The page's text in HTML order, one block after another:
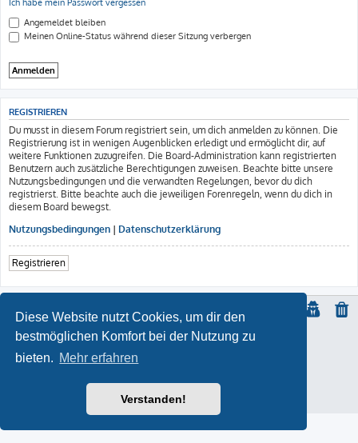
Diese Website nutzt Cookies, um dir den
bestmöglichen Komfort bei der Nutzung zu
bieten. Mehr erfahren
Verstanden!
Angemeldet bleiben
Meinen Online-Status während dieser Sitzung verbergen
REGISTRIEREN
Du musst in diesem Forum registriert sein, um dich anmelden zu können. Die
Registrierung ist in wenigen Augenblicken erledigt und ermöglicht dir, auf
weitere Funktionen zuzugreifen. Die Board-Administration kann registrierten
Benutzern auch zusätzliche Berechtigungen zuweisen. Beachte bitte unsere
Nutzungsbedingungen und die verwandten Regelungen, bevor du dich
registrierst. Bitte beachte auch die jeweiligen Forenregeln, wenn du dich in
diesem Board bewegst.
Nutzungsbedingungen | Datenschutzerklärung
Registrieren
© Copyright2021 | ft-817.com | DO7PSL | ALL RIGHTS RESERVED
ProLight Style by
Datenschutz|Nutzungsbedingungen